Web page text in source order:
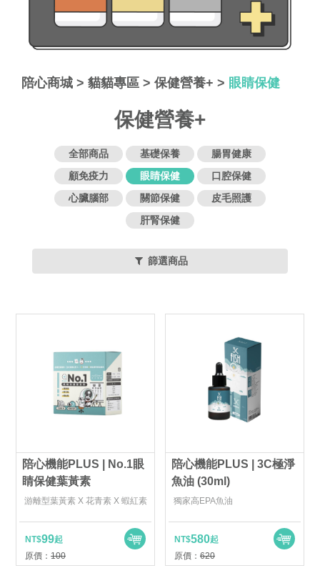
陪心商城 > 貓貓專區 > 保健營養+ > 眼睛保健
保健營養+
全部商品 基礎保養
腸胃健康
顧免疫力
眼睛保健
口腔保健
心臟腦部
關節保健
皮毛照護
肝腎保健
篩選商品
陪心機能PLUS | No.1眼
睛保健葉黃素
游離型葉黃素 X 花青素 X 蝦紅素
NT$99起
原價： 100
陪心機能PLUS | 3C極淨
魚油 (30ml)
獨家高EPA魚油
NT$580起
原價： 620